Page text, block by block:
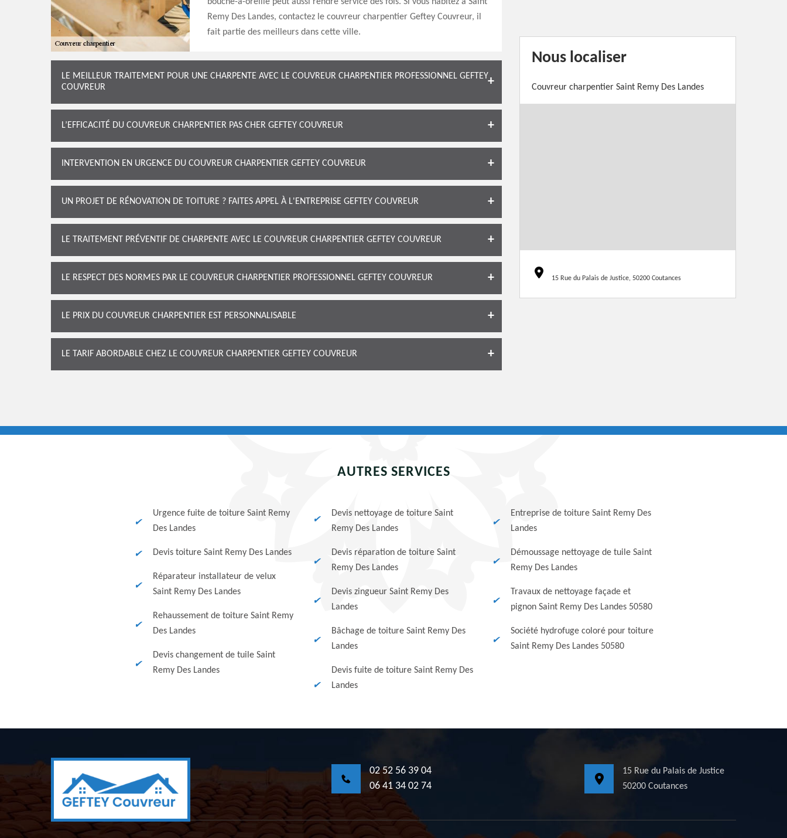
Remy Des Landes, contactez le couvreur charpentier Geftey Couvreur, il
fait partie des meilleurs dans cette ville.
LE MEILLEUR TRAITEMENT POUR UNE CHARPENTE AVEC LE COUVREUR CHARPENTIER PROFESSIONNEL GEFTEY
COUVREUR
L’EFFICACITÉ DU COUVREUR CHARPENTIER PAS CHER GEFTEY COUVREUR
INTERVENTION EN URGENCE DU COUVREUR CHARPENTIER GEFTEY COUVREUR
UN PROJET DE RÉNOVATION DE TOITURE ? FAITES APPEL À L'ENTREPRISE GEFTEY COUVREUR
LE TRAITEMENT PRÉVENTIF DE CHARPENTE AVEC LE COUVREUR CHARPENTIER GEFTEY COUVREUR
LE RESPECT DES NORMES PAR LE COUVREUR CHARPENTIER PROFESSIONNEL GEFTEY COUVREUR
LE PRIX DU COUVREUR CHARPENTIER EST PERSONNALISABLE
LE TARIF ABORDABLE CHEZ LE COUVREUR CHARPENTIER GEFTEY COUVREUR
Nous localiser
Couvreur charpentier Saint Remy Des Landes
15 Rue du Palais de Justice, 50200 Coutances
AUTRES SERVICES
Urgence fuite de toiture Saint Remy
Des Landes
Devis toiture Saint Remy Des Landes
Réparateur installateur de velux
Saint Remy Des Landes
Rehaussement de toiture Saint Remy
Des Landes
Devis changement de tuile Saint
Remy Des Landes
Devis nettoyage de toiture Saint
Remy Des Landes
Devis réparation de toiture Saint
Remy Des Landes
Devis zingueur Saint Remy Des
Landes
Bâchage de toiture Saint Remy Des
Landes
Devis fuite de toiture Saint Remy Des
Landes
Entreprise de toiture Saint Remy Des
Landes
Démoussage nettoyage de tuile Saint
Remy Des Landes
Travaux de nettoyage façade et
pignon Saint Remy Des Landes 50580
Société hydrofuge coloré pour toiture
Saint Remy Des Landes 50580
02 52 56 39 04
06 41 34 02 74
15 Rue du Palais de Justice
50200 Coutances